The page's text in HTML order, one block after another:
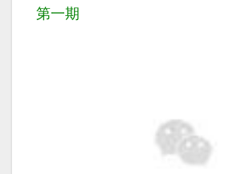
第一期